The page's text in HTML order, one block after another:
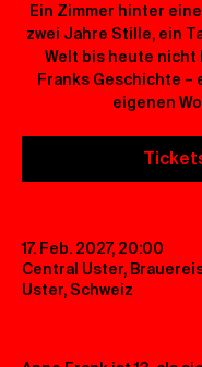
Ein Zimmer hinter
zwei Jahre Stille, ein
Welt bis heute nicht
Franks Geschichte –
eigenen
17. Feb. 2027, 20:00
Central Uster,
Uster, Schweiz